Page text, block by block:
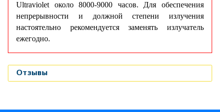
Ultraviolet около 8000-9000 часов. Для обеспечения
непрерывности и должной степени излучения
настоятельно рекомендуется заменять излучатель
ежегодно.
Отзывы